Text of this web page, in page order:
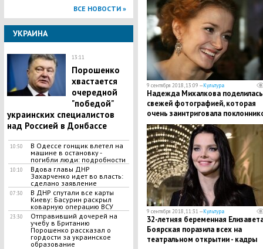
ВСЕ НОВОСТИ »
УКРАИНА
13:11
Порошенко
хвастается
очередной
"победой"
украинских специалистов
над Россией в Донбассе
10:50
В Одессе гонщик влетел на
машине в остановку -
погибли люди: подробности
10:10
Вдова главы ДНР
Захарченко идет во власть:
сделано заявление
07:30
В ДНР спутали все карты
Киеву: Басурин раскрыл
коварную операцию ВСУ
23:30
Отправивший дочерей на
учебу в Британию
Порошенко рассказал о
гордости за украинское
образование
9 сентября 2018, 13:09 —Культура
Надежда Михалкова поделилась
свежей фотографией, которая
очень заинтриговала
кадры
9 сентября 2018, 11:31 —Культура
​32-летняя беременная
Боярская поразила всех на
театральном открытии - кадры